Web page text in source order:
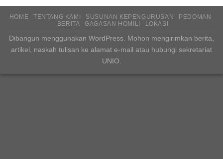
HOME TENTANG KAMI SUSUNAN KEPENGURUSAN
PEDOMAN
BERITA
GAGASAN HOMILI LOKASI
Dibangun menggunakan WordPress. Mohon mengirimkan berita,
artikel, naskah tulisan ke alamat e-mail atau hubungi sekretariat
UNIO.